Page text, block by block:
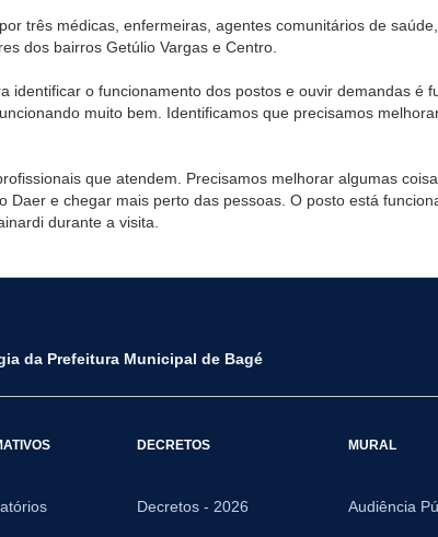
três médicas, enfermeiras, agentes comunitários de
dos bairros Getúlio Vargas e Centro.
identificar o funcionamento dos postos e ouvir demandas é
muito bem. Identificamos que precisamos
que atendem. Precisamos melhorar algumas
Daer e chegar mais perto das pessoas. O posto está
durante a visita.
da Prefeitura Municipal de Bagé
DECRETOS
Decretos - 2026
MURAL
Audiência